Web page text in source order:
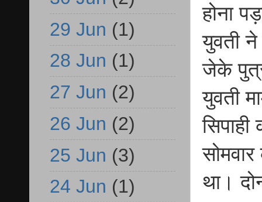
होना
युवती ने
जेके
युवती
था।
29 Jun (1)
28 Jun (1)
27 Jun (2)
26 Jun (2)
25 Jun (3)
24 Jun (1)